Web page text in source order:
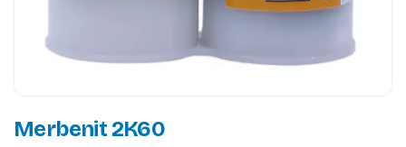
Merbenit 2K60